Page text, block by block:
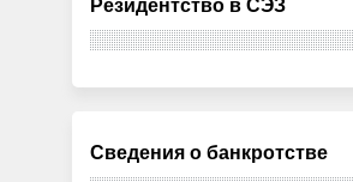
Резидентство в СЭЗ
Сведения о банкротстве